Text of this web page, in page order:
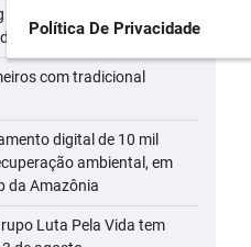
Política De Privacidade
presentes e
os perfis de pais
com tradicional
digital de 10 mil
ambiental, em
da Amazônia
Luta Pela Vida tem